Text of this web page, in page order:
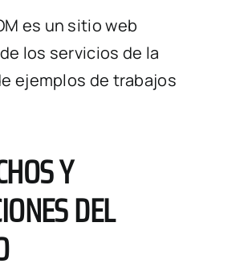
es un sitio web
los servicios de la
ejemplos de trabajos
Y
DEL